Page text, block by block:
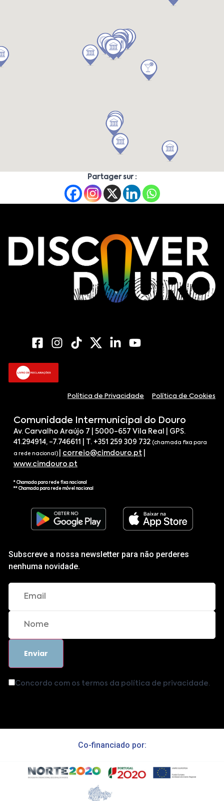
Partager sur :
Política de Privacidade Política de Cookies
Comunidade Intermunicipal do Douro
Av. Carvalho Araújo 7 | 5000-657 Vila Real | GPS.
41.294914, -7.746611 | T. +351 259 309 732 (chamada fixa para
a rede nacional) correio@cimdouro.pt
www.cimdouro.pt
* Chamada para rede fixa nacional
** Chamada para rede móvel nacional
Subscreve a nossa newsletter para não perderes
nenhuma novidade.
Concordo com os termos da política de privacidade.
Co-financiado por: